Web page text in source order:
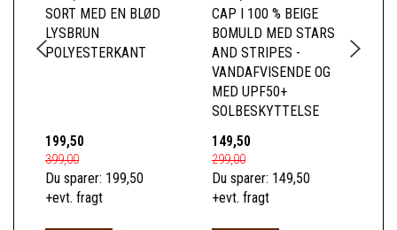
SORT MED EN BLØD
LYSBRUN
POLYESTERKANT
199,50
399,00
Du sparer: 199,50
+evt. fragt
CAP I 100 % BEIGE
BOMULD MED STARS
AND STRIPES -
VANDAFVISENDE OG
MED UPF50+
SOLBESKYTTELSE
149,50
299,00
Du sparer: 149,50
+evt. fragt